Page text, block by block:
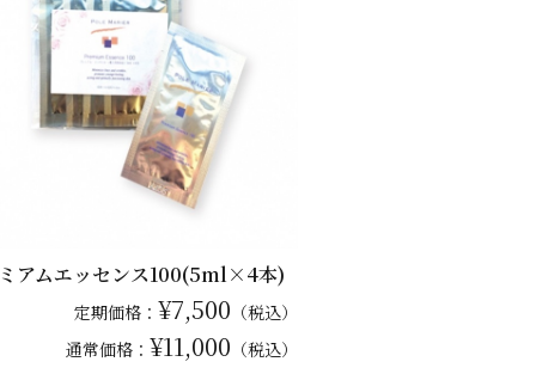
アムエッセンス100(5ml×4本)
定期価格： ¥7,500 （税込）
通常価格： ¥11,000 （税込）